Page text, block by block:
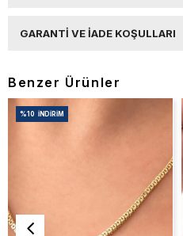
GARANTI VE İADE KOŞULLARI
Benzer Ürünler
%10 İNDIRIM